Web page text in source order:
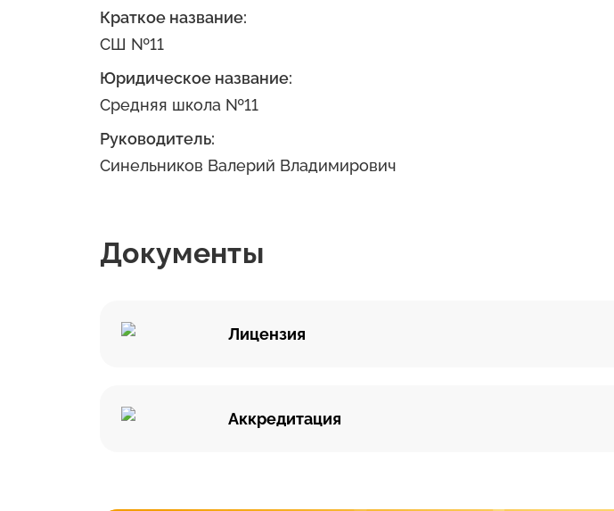
Краткое название:
СШ №11
Юридическое название:
Средняя школа №11
Руководитель:
Синельников Валерий Владимирович
Документы
Лицензия
Аккредитация